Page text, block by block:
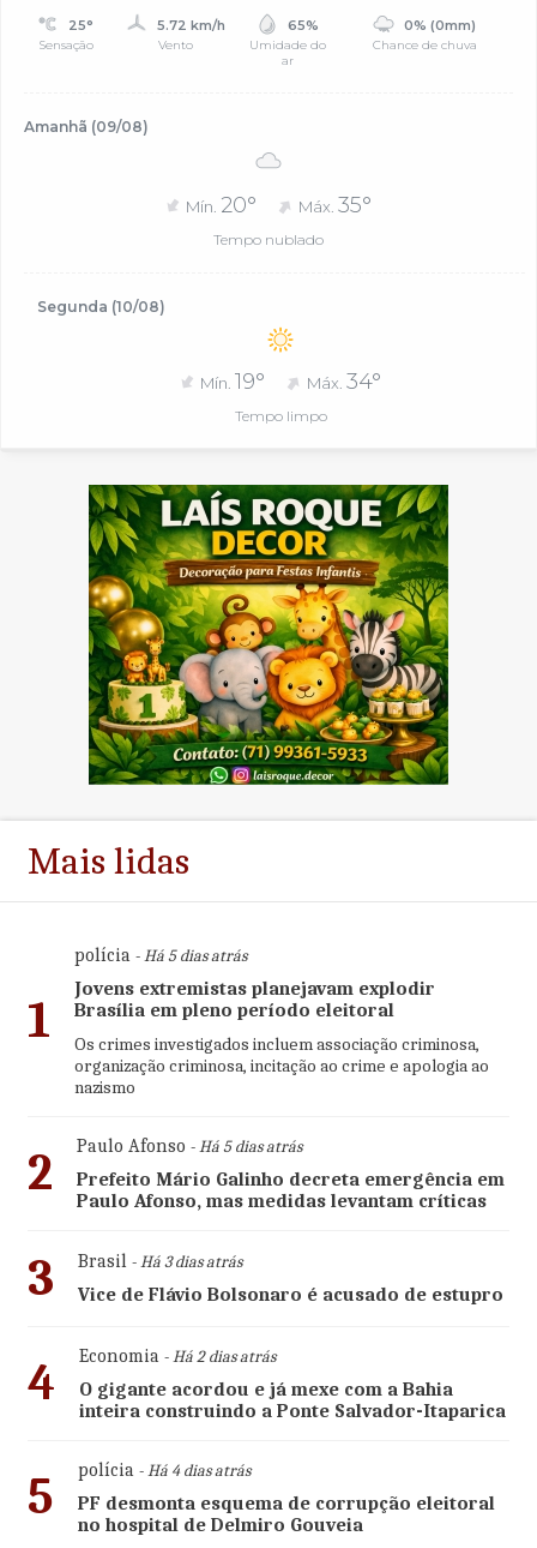
25°
Sensação
5.72 km/h
Vento
65%
Umidade do
ar
0% (0mm)
Chance de chuva
Amanhã (09/08)
Mín. 20° Máx. 35°
Tempo nublado
Segunda (10/08)
Mín. 19° Máx.34°
Tempo limpo
Mais lidas
1
polícia- Há 5 dias atrás
Jovens extremistas planejavam explodir
Brasília em pleno período eleitoral
Os crimes investigados incluem associação criminosa,
organização criminosa, incitação ao crime e apologia ao
nazismo
2 Paulo Afonso - Há 5 dias atrás
Prefeito Mário Galinho decreta emergência em
Paulo Afonso, mas medidas levantam críticas
3 Brasil- Há 3 dias atrás
Vice de Flávio Bolsonaro é acusado de estupro
4 Economia- Há 2 dias atrás
O gigante acordou e já mexe com a Bahia
inteira construindo a Ponte Salvador-Itaparica
5 polícia- Há 4 dias atrás
PF desmonta esquema de corrupção eleitoral
no hospital de Delmiro Gouveia